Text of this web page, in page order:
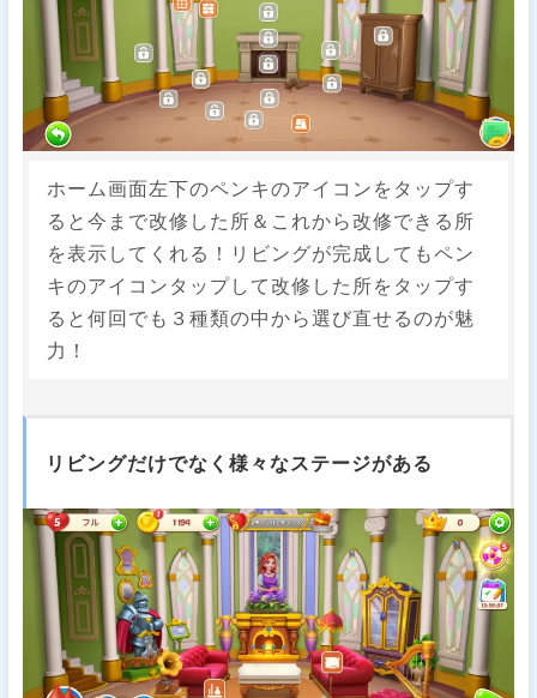
ホーム画面左下のペンキのアイコンをタップす
ると今まで改修した所＆これから改修できる所
を表示してくれる！リビングが完成してもペン
キのアイコンタップして改修した所をタップす
ると何回でも３種類の中から選び直せるのが魅
力！
リビングだけでなく様々なステージがある